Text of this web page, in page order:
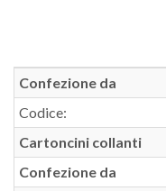
Confezione da
Codice:
Cartoncini collanti
Confezione da